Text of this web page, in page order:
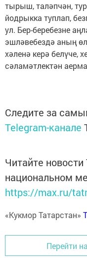
тырыш, таләпчән,
йодрыкка туплап,
ул. Бер-беребезне
эшләвебездә аның
хәленә керә белүче,
сәламәтлектән
Следите за
Telegram-канале
Читайте новости
национальном
https://max.ru/
«Кукмор Татарстан»
Перейти